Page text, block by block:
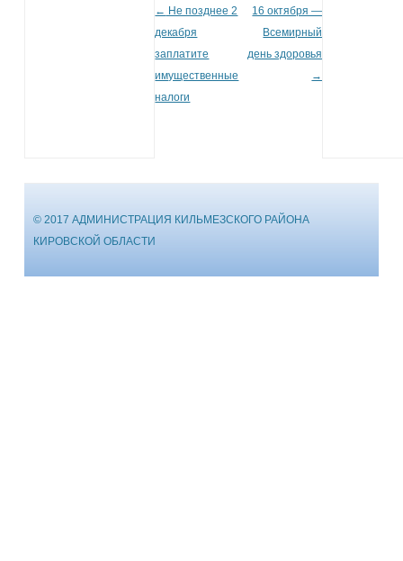
Post navigation
← Не позднее 2
декабря
заплатите
имущественные
налоги
16 октября —
Всемирный
день здоровья
→
© 2017 АДМИНИСТРАЦИЯ КИЛЬМЕЗСКОГО РАЙОНА
КИРОВСКОЙ ОБЛАСТИ